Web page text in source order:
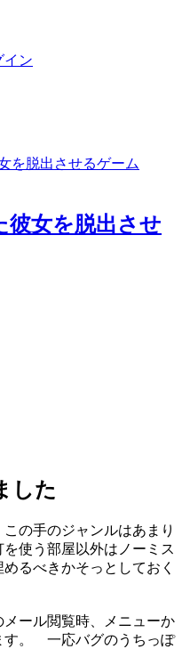
イン
彼女を脱出させ
した
の手のジャンルはあまり
使う部屋以外はノーミス
るべきかそっとしておく
ール閲覧時、メニューか
す。 一応バグのうちっぽ